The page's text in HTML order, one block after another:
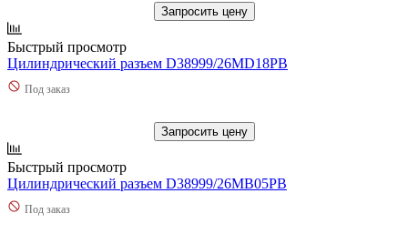
Запросить цену
Быстрый просмотр
Цилиндрический разъем D38999/26MD18PB
Под заказ
Запросить цену
Быстрый просмотр
Цилиндрический разъем D38999/26MB05PB
Под заказ